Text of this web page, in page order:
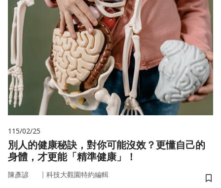
115/02/25
別人的健康秘訣，對你可能沒效？更懂自己的
身體，才更能「精準健康」！
陳彥諺 ｜ 科技大觀園特約編輯
儲